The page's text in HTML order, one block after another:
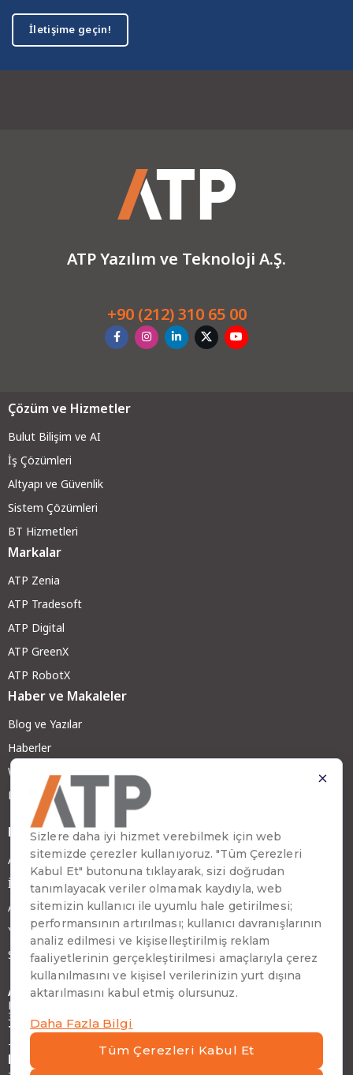
İletişime geçin!
ATP Yazılım ve Teknoloji A.Ş.
+90 (212) 310 65 00
Çözüm ve Hizmetler
Bulut Bilişim ve AI
İş Çözümleri
Altyapı ve Güvenlik
Sistem Çözümleri
BT Hizmetleri
Markalar
ATP Zenia
ATP Tradesoft
ATP Digital
ATP GreenX
ATP RobotX
Haber ve Makaleler
Blog ve Yazılar
Haberler
Webinar ve Teknoloji Sohbetleri
Başarı Hikayeleri
Daha Fazla
ATP Hakkında
İş Ortağımız Olun
ATP Kariyer
Yatırımcı İlişkileri
Sürdürülebilirlik
Adres
Emirhan Cad. No:109 Kat:9 Atakule,
34349 Beşiktaş, İstanbul, Türkiye
Telefon
+90 (212) 310 65 00
Faks